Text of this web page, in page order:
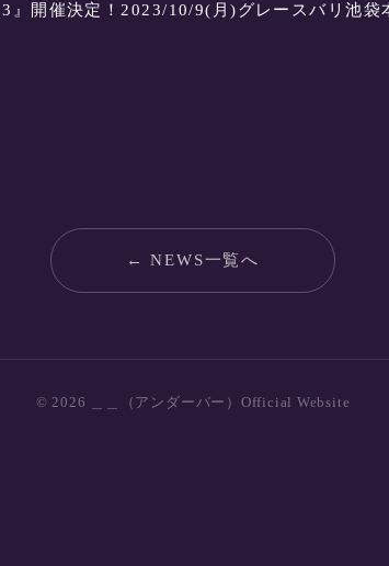
』開催決定！2023/10/9(月)グレースバリ池袋
← NEWS一覧へ
© 2026 ＿＿（アンダーバー）Official Website